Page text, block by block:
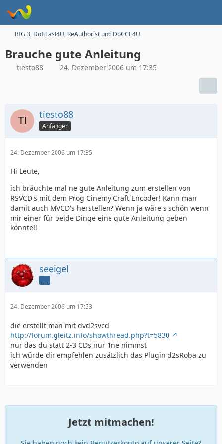
BIG 3, DoItFast4U, ReAuthorist und DoCCE4U
Brauche gute Anleitung
tiesto88 24. Dezember 2006 um 17:35
tiesto88
Anfänger
24. Dezember 2006 um 17:35
Hi Leute,
ich bräuchte mal ne gute Anleitung zum erstellen von
RSVCD's mit dem Prog Cinemy Craft Encoder! Kann man
damit auch MVCD's herstellen? Wenn ja wäre s schön wenn
mir einer für beide Dinge eine gute Anleitung geben
könnte!!
seeigel
24. Dezember 2006 um 17:53
die erstellt man mit dvd2svcd
http://forum.gleitz.info/showthread.php?t=5830
nur das du statt 2-3 CDs nur 1ne nimmst
ich würde dir empfehlen zusätzlich das Plugin d2sRoba zu
verwenden
Jetzt mitmachen!